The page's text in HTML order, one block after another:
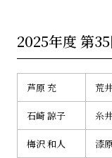
2025年度 第
芦原 充 荒
石崎 諒子 糸
梅沢 和人 漆